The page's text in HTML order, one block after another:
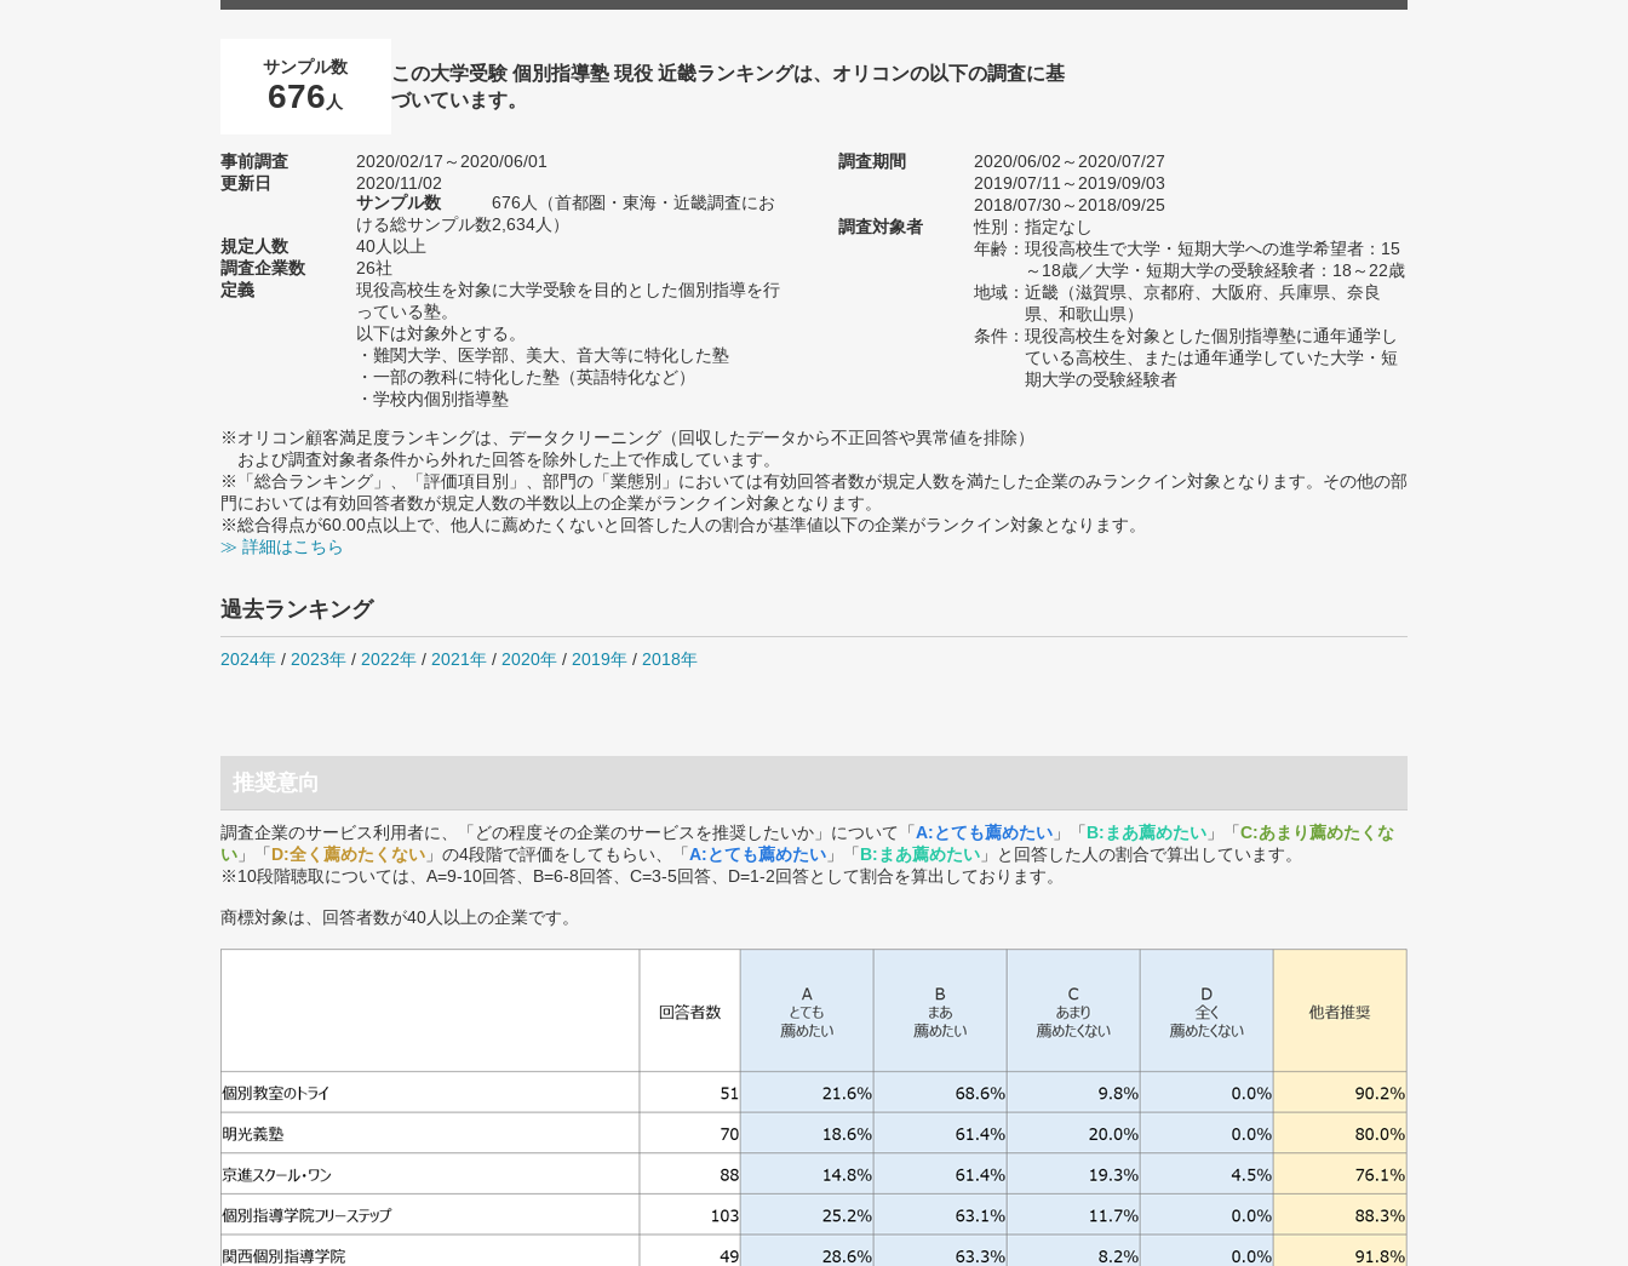
サンプル数
676 人
この大学受験 個別指導塾 現役 近畿ランキングは、オリコンの以下の調査に基
づいています。
事前調査
2020/02/17～2020/06/01
更新日
2020/11/02
サンプル数
676人（首都圏・東海・近畿調査にお
ける総サンプル数2,634人）
規定人数
40人以上
調査企業数
26社
定義
現役高校生を対象に大学受験を目的とした個別指導を行
っている塾。
以下は対象外とする。
・難関大学、医学部、美大、音大等に特化した塾
・一部の教科に特化した塾（英語特化など）
・学校内個別指導塾
調査期間
2020/06/02～2020/07/27
2019/07/11～2019/09/03
2018/07/30～2018/09/25
調査対象者
性別：指定なし
年齢：現役高校生で大学・短期大学への進学希望者：15
～18歳／大学・短期大学の受験経験者：18～22歳
地域：近畿（滋賀県、京都府、大阪府、兵庫県、奈良
県、和歌山県）
条件：現役高校生を対象とした個別指導塾に通年通学し
ている高校生、または通年通学していた大学・短
期大学の受験経験者
※オリコン顧客満足度ランキングは、データクリーニング（回収したデータから不正回答や異常値を排除）
および調査対象者条件から外れた回答を除外した上で作成しています。
※「総合ランキング」、「評価項目別」、部門の「業態別」においては有効回答者数が規定人数を満たした企業のみランクイン対象となります。その他の部
門においては有効回答者数が規定人数の半数以上の企業がランクイン対象となります。
※総合得点が60.00点以上で、他人に薦めたくないと回答した人の割合が基準値以下の企業がランクイン対象となります。
≫ 詳細はこちら
過去ランキング
2024年 / 2023年 / 2022年 / 2021年 / 2020年 / 2019年 / 2018年
推奨意向
調査企業のサービス利用者に、「どの程度その企業のサービスを推奨したいか」について「A:とても薦めたい 」「B:まあ薦めたい 」「C:あまり薦めたくな
い 」「D:全く薦めたくない 」の4段階で評価をしてもらい、「A:とても薦めたい 」「B:まあ薦めたい 」と回答した人の割合で算出しています。
※10段階聴取については、A=9-10回答、B=6-8回答、C=3-5回答、D=1-2回答として割合を算出しております。
商標対象は、回答者数が40人以上の企業です。